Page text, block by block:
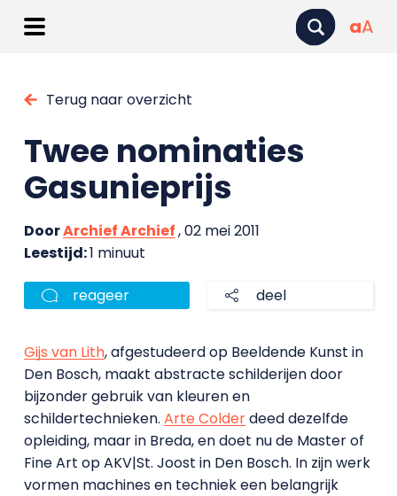
aA
Terug naar overzicht
Twee nominaties
Gasunieprijs
DoorArchief Archief, 02 mei 2011
Leestijd:1 minuut
reageer deel
Gijs van Lith, afgestudeerd op Beeldende Kunst in
Den Bosch, maakt abstracte schilderijen door
bijzonder gebruik van kleuren en
schildertechnieken. Arte Colderdeed dezelfde
opleiding, maar in Breda, en doet nu de Master of
Fine Art op AKV|St. Joost in Den Bosch. In zijn werk
vormen machines en techniek een belangrijk